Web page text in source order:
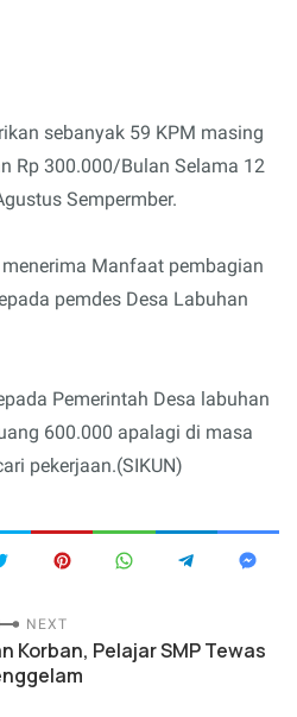
sebanyak 59 KPM masing
Rp 300.000/Bulan Selama 12
Sempermber.
Manfaat pembagian
pemdes Desa Labuhan
Pemerintah Desa labuhan
600.000 apalagi di masa
pekerjaan.(SIKUN)
NEXT
Korban, Pelajar SMP Tewas